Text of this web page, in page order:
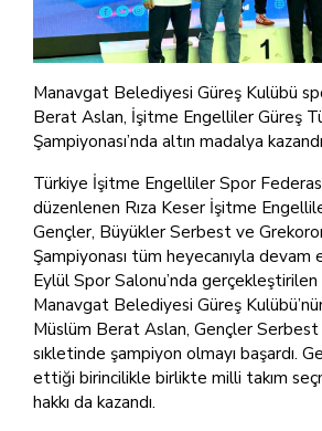
Manavgat Belediyesi Güreş Kulübü
Berat Aslan, İşitme Engelliler Güreş
Şampiyonası’nda altın madalya
Türkiye İşitme Engelliler Spor
düzenlenen Rıza Keser İşitme
Gençler, Büyükler Serbest ve
Şampiyonası tüm heyecanıyla devam
Eylül Spor Salonu’nda
Manavgat Belediyesi Güreş
Müslüm Berat Aslan, Gençler
sıkletinde şampiyon olmayı başardı.
ettiği birincilikle birlikte milli takım
hakkı da kazandı.